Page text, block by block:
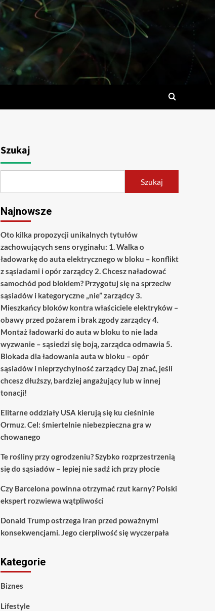
Szukaj
Szukaj
Najnowsze
Oto kilka propozycji unikalnych tytułów
zachowujących sens oryginału: 1. Walka o
ładowarkę do auta elektrycznego w bloku – konflikt
z sąsiadami i opór zarządcy 2. Chcesz naładować
samochód pod blokiem? Przygotuj się na sprzeciw
sąsiadów i kategoryczne „nie” zarządcy 3.
Mieszkańcy bloków kontra właściciele elektryków –
obawy przed pożarem i brak zgody zarządcy 4.
Montaż ładowarki do auta w bloku to nie lada
wyzwanie – sąsiedzi się boją, zarządca odmawia 5.
Blokada dla ładowania auta w bloku – opór
sąsiadów i nieprzychylność zarządcy Daj znać, jeśli
chcesz dłuższy, bardziej angażujący lub w innej
tonacji!
Elitarne oddziały USA kierują się ku cieśninie
Ormuz. Cel: śmiertelnie niebezpieczna gra w
chowanego
Te rośliny przy ogrodzeniu? Szybko rozprzestrzenią
się do sąsiadów – lepiej nie sadź ich przy płocie
Czy Barcelona powinna otrzymać rzut karny? Polski
ekspert rozwiewa wątpliwości
Donald Trump ostrzega Iran przed poważnymi
konsekwencjami. Jego cierpliwość się wyczerpała
Kategorie
Biznes
Lifestyle